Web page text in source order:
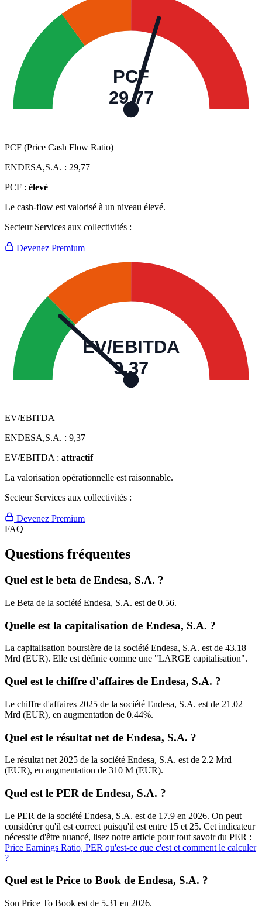
PCF
29,77
PCF (Price Cash Flow Ratio)
ENDESA,S.A. : 29,77
PCF : élevé
Le cash-flow est valorisé à un niveau élevé.
Secteur Services aux collectivités :
Devenez Premium
EV/EBITDA
9,37
EV/EBITDA
ENDESA,S.A. : 9,37
EV/EBITDA : attractif
La valorisation opérationnelle est raisonnable.
Secteur Services aux collectivités :
Devenez Premium
FAQ
Questions fréquentes
Quel est le beta de Endesa, S.A. ?
Le Beta de la société Endesa, S.A. est de 0.56.
Quelle est la capitalisation de Endesa, S.A. ?
La capitalisation boursière de la société Endesa, S.A. est de 43.18
Mrd (EUR). Elle est définie comme une "LARGE capitalisation".
Quel est le chiffre d'affaires de Endesa, S.A. ?
Le chiffre d'affaires 2025 de la société Endesa, S.A. est de 21.02
Mrd (EUR), en augmentation de 0.44%.
Quel est le résultat net de Endesa, S.A. ?
Le résultat net 2025 de la société Endesa, S.A. est de 2.2 Mrd
(EUR), en augmentation de 310 M (EUR).
Quel est le PER de Endesa, S.A. ?
Le PER de la société Endesa, S.A. est de 17.9 en 2026. On peut
considérer qu'il est correct puisqu'il est entre 15 et 25. Cet indicateur
nécessite d'être nuancé, lisez notre article pour tout savoir du PER :
Price Earnings Ratio, PER qu'est-ce que c'est et comment le calculer
?
Quel est le Price to Book de Endesa, S.A. ?
Son Price To Book est de 5.31 en 2026.